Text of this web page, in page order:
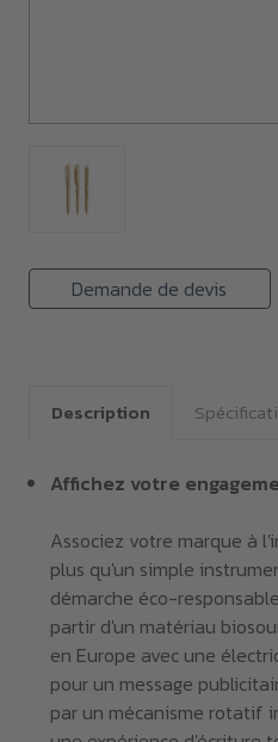
Demande de devis
Description
Affichez votre
Associez votre marque à
plus qu'un simple
démarche éco-
partir d'un matériau
en Europe avec une
pour un message
par un mécanisme rotatif